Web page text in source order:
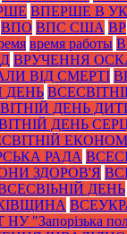
ВПЕРШЕ В
ВПО ВПС США ВР
время работы
ВРУЧЕННЯ
ВІД СМЕРТІ
ДЕНЬ
ДЕНЬ
ДЕНЬ
РАДА
ЗДОРОВ'Я
ДЕНЬ
"Запорізька